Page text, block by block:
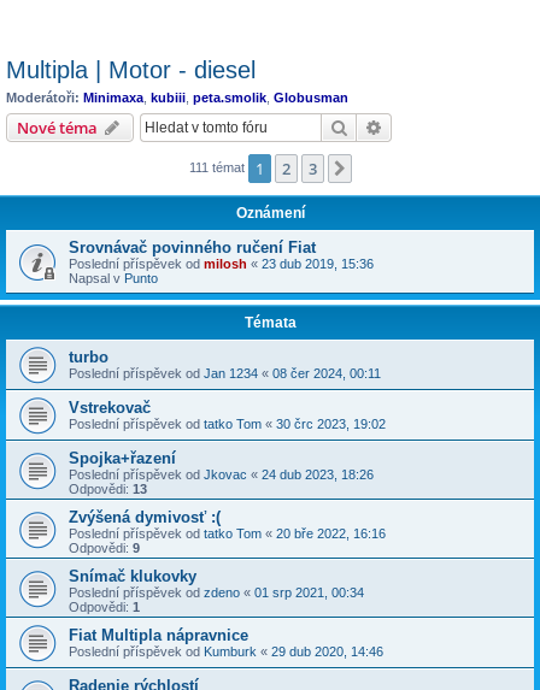
Multipla | Motor - diesel
Moderátoři: Minimaxa kubiii peta.smolik Globusman
Nové téma Hledat
111 témat 1 2 3
Oznámení
Srovnávač povinného ručení Fiat
Poslední příspěvek od milosh « 23 dub 2019, 15:36
Napsal v Punto
Témata
turbo
Poslední příspěvek od Jan 1234 « 08 čer 2024, 00:11
Vstrekovač
Poslední příspěvek od tatko Tom « 30 črc 2023, 19:02
Spojka+řazení
Poslední příspěvek od Jkovac « 24 dub 2023, 18:26
Odpovědi: 13
Zvýšená dymivosť :(
Poslední příspěvek od tatko Tom « 20 bře 2022, 16:16
Odpovědi: 9
Snímač klukovky
Poslední příspěvek od zdeno « 01 srp 2021, 00:34
Odpovědi: 1
Fiat Multipla nápravnice
Poslední příspěvek od Kumburk « 29 dub 2020, 14:46
Radenie rýchlostí